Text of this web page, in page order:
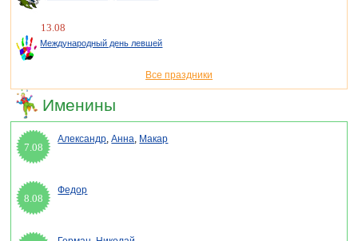
13.08
Международный день левшей
Все праздники
Именины
7.08
Александр,Анна, Макар
8.08
Федор